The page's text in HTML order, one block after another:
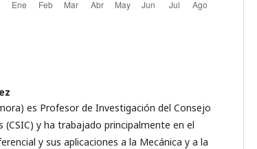
es Profesor de Investigación del Consejo
(CSIC) y ha trabajado principalmente en el
y sus aplicaciones a la Mecánica y a la